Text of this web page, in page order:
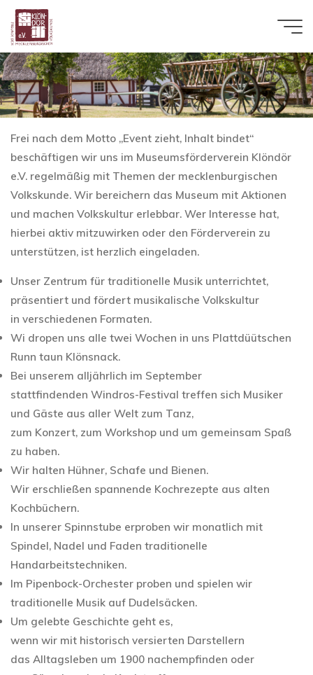
Zum
Inhalt
springen
Frei nach dem Motto „Event zieht, Inhalt bindet“
beschäftigen wir uns im Museumsförderverein Klöndör
e.V. regelmäßig mit Themen der mecklenburgischen
Volkskunde. Wir bereichern das Museum mit Aktionen
und machen Volkskultur erlebbar. Wer Interesse hat,
hierbei aktiv mitzuwirken oder den Förderverein zu
unterstützen, ist herzlich eingeladen.
Unser Zentrum für traditionelle Musik unterrichtet,
präsentiert und fördert musikalische Volkskultur
in verschiedenen Formaten.
Wi dropen uns alle twei Wochen in uns Plattdüütschen
Runn taun Klönsnack.
Bei unserem alljährlich im September
stattfindenden Windros-Festival treffen sich Musiker
und Gäste aus aller Welt zum Tanz,
zum Konzert, zum Workshop und um gemeinsam Spaß
zu haben.
Wir halten Hühner, Schafe und Bienen.
Wir erschließen spannende Kochrezepte aus alten
Kochbüchern.
In unserer Spinnstube erproben wir monatlich mit
Spindel, Nadel und Faden traditionelle
Handarbeitstechniken.
Im Pipenbock-Orchester proben und spielen wir
traditionelle Musik auf Dudelsäcken.
Um gelebte Geschichte geht es,
wenn wir mit historisch versierten Darstellern
das Alltagsleben um 1900 nachempfinden oder